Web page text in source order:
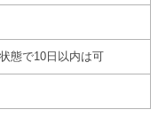
態で10日以内は可